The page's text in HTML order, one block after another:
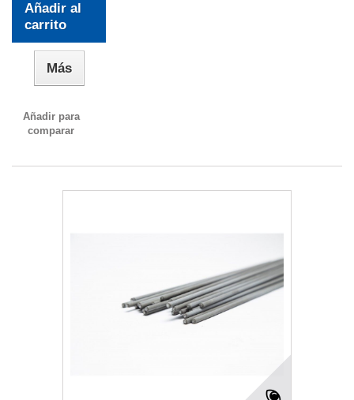
Añadir al
carrito
Más
Añadir para
comparar